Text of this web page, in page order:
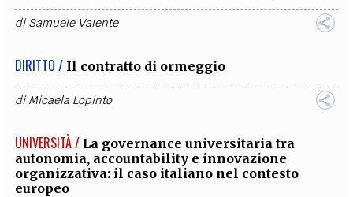
diSamuele Valente
DIRITTO / Il contratto di ormeggio
diMicaela Lopinto
UNIVERSITÀ / La governance universitaria tra
autonomia, accountability e innovazione
organizzativa: il caso italiano nel contesto
europeo